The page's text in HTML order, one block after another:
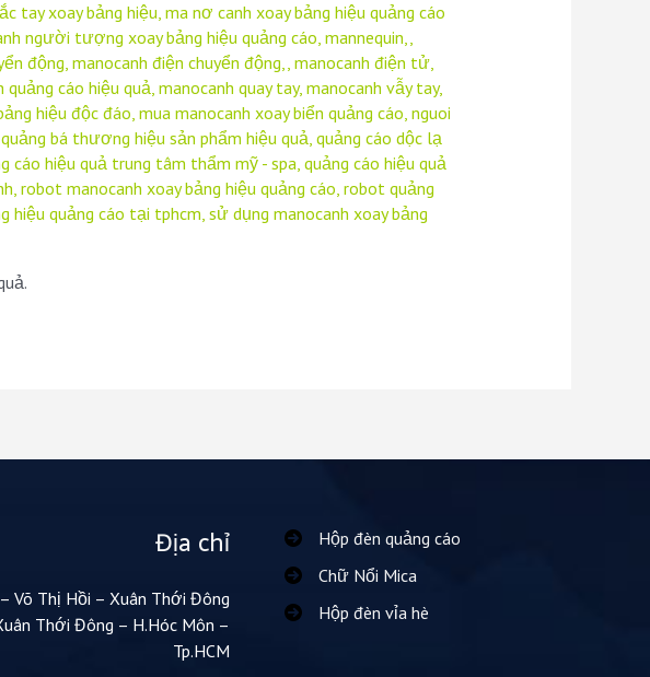
tay xoay bảng hiệu, ma nơ canh xoay bảng hiệu quảng cáo
người tượng xoay bảng hiệu quảng cáo, mannequin,,
động, manocanh điện chuyển động,, manocanh điện tử,
quảng cáo hiệu quả, manocanh quay tay, manocanh vẫy tay,
hiệu độc đáo, mua manocanh xoay biển quảng cáo, nguoi
quảng bá thương hiệu sản phẩm hiệu quả, quảng cáo dộc lạ
cáo hiệu quả trung tâm thẩm mỹ - spa, quảng cáo hiệu quả
, robot manocanh xoay bảng hiệu quảng cáo, robot quảng
hiệu quảng cáo tại tphcm, sử dụng manocanh xoay bảng
Địa chỉ
Võ Thị Hồi – Xuân Thới Đông
Thới Đông – H.Hóc Môn –
Tp.HCM
Hộp đèn quảng cáo
Chữ Nổi Mica
Hộp đèn vỉa hè